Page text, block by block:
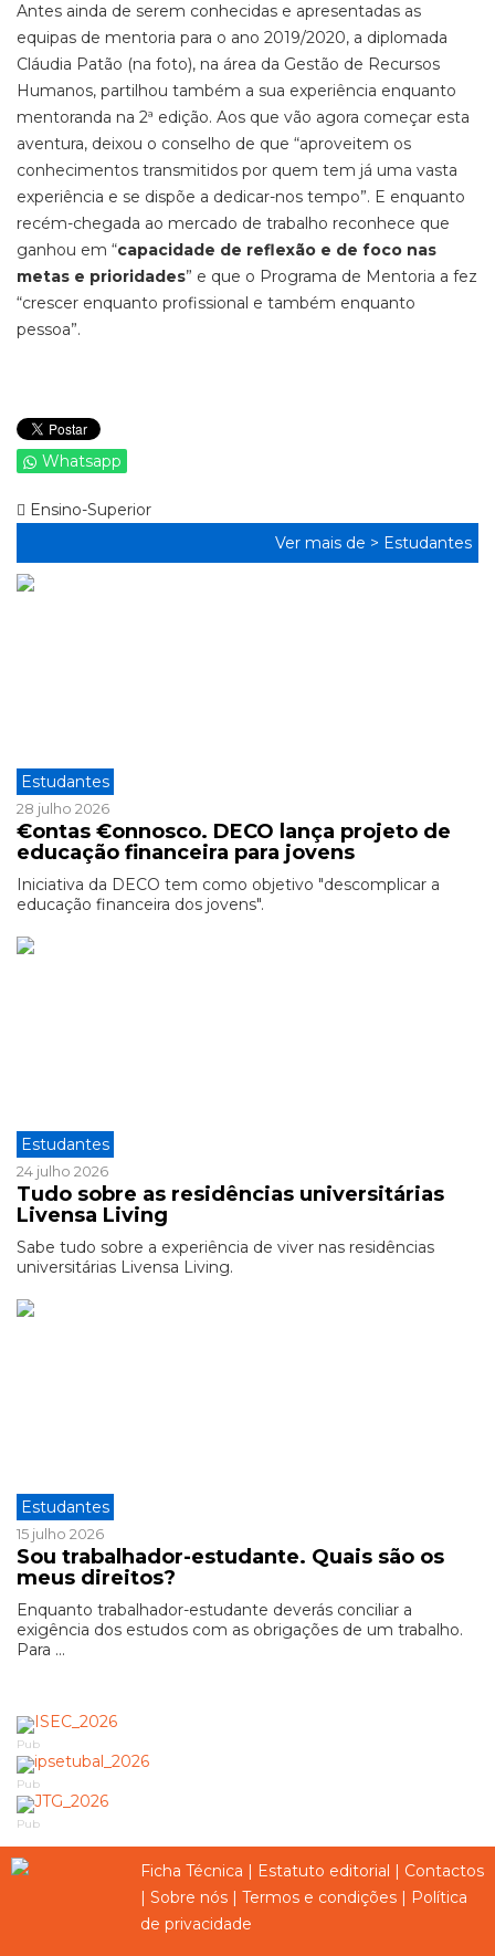
Antes ainda de serem conhecidas e apresentadas as
equipas de mentoria para o ano 2019/2020, a diplomada
Cláudia Patão (na foto), na área da Gestão de Recursos
Humanos, partilhou também a sua experiência enquanto
mentoranda na 2ª edição. Aos que vão agora começar esta
aventura, deixou o conselho de que “aproveitem os
conhecimentos transmitidos por quem tem já uma vasta
experiência e se dispõe a dedicar-nos tempo”. E enquanto
recém-chegada ao mercado de trabalho reconhece que
ganhou em “capacidade de reflexão e de foco nas
metas e prioridades” e que o Programa de Mentoria a fez
“crescer enquanto profissional e também enquanto
pessoa”.
Whatsapp
Ensino-Superior
Ver mais de > Estudantes
Estudantes
28 julho 2026
€ontas €onnosco. DECO lança projeto de
educação financeira para jovens
Iniciativa da DECO tem como objetivo "descomplicar a
educação financeira dos jovens".
Estudantes
24 julho 2026
Tudo sobre as residências universitárias
Livensa Living
Sabe tudo sobre a experiência de viver nas residências
universitárias Livensa Living.
Estudantes
15 julho 2026
Sou trabalhador-estudante. Quais são os
meus direitos?
Enquanto trabalhador-estudante deverás conciliar a
exigência dos estudos com as obrigações de um trabalho.
Para ...
Pub
Pub
Pub
Ficha Técnica | Estatuto editorial | Contactos
| Sobre nós | Termos e condições | Política
de privacidade